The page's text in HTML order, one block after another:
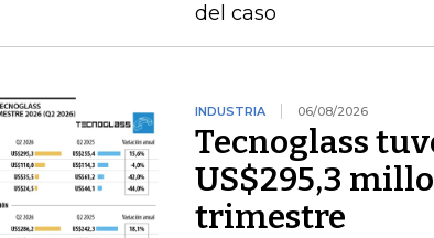
del caso
INDUSTRIA 06/08/2026
Tecnoglass
US$295,3
trimestre